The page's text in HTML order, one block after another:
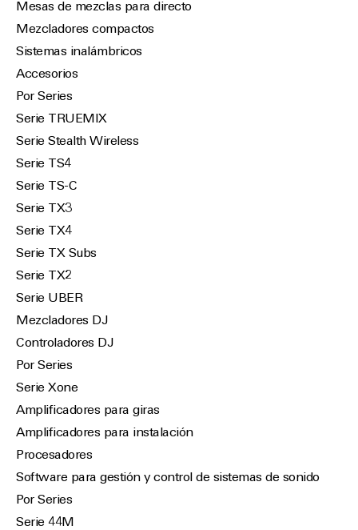
Mesas de mezclas para directo
Mezcladores compactos
Sistemas inalámbricos
Accesorios
Por Series
Serie TRUEMIX
Serie Stealth Wireless
Serie TS4
Serie TS-C
Serie TX3
Serie TX4
Serie TX Subs
Serie TX2
Serie UBER
Mezcladores DJ
Controladores DJ
Por Series
Serie Xone
Amplificadores para giras
Amplificadores para instalación
Procesadores
Software para gestión y control de sistemas de sonido
Por Series
Serie 44M